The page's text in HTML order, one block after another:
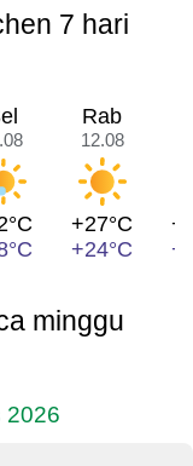
7 hari
Rab
12.08
+27°C
+24°C
minggu
2026